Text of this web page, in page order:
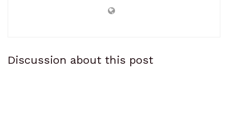
Discussion about this post